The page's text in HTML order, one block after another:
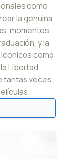
como
la genuina
momentos
y la
como
Libertad,
tantas veces